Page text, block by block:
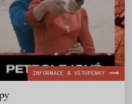
INFORMACE & VSTUPENKY